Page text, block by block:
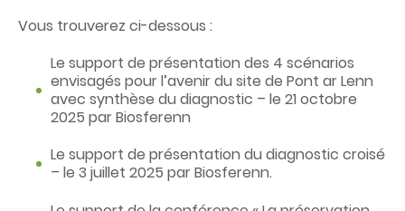
Vous trouverez ci-dessous :
Le support de présentation des 4 scénarios
envisagés pour l’avenir du site de Pont ar Lenn
avec synthèse du diagnostic – le 21 octobre
2025 par Biosferenn
Le support de présentation du diagnostic croisé
– le 3 juillet 2025 par Biosferenn.